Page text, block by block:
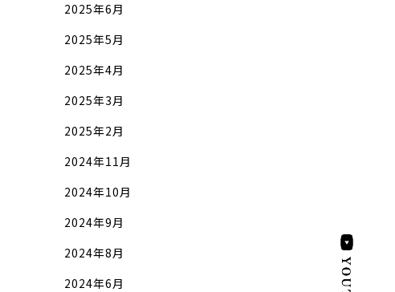
2025年6月
2025年5月
2025年4月
2025年3月
2025年2月
2024年11月
2024年10月
2024年9月
2024年8月
2024年6月